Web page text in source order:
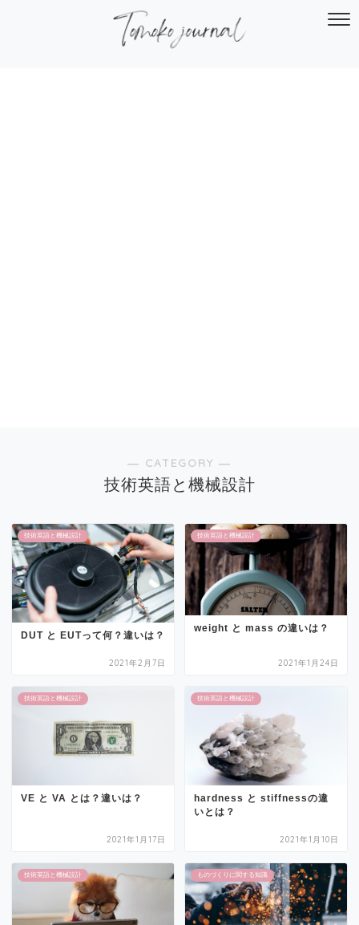
― CATEGORY ―
技術英語と機械設計
技術英語と機械設計
DUT と EUTって何？違いは？
2021年2月7日
技術英語と機械設計
weight と mass の違いは？
2021年1月24日
技術英語と機械設計
VE と VA とは？違いは？
2021年1月17日
技術英語と機械設計
hardness と stiffnessの違
いとは？
2021年1月10日
技術英語と機械設計 ものづくりに関する知識